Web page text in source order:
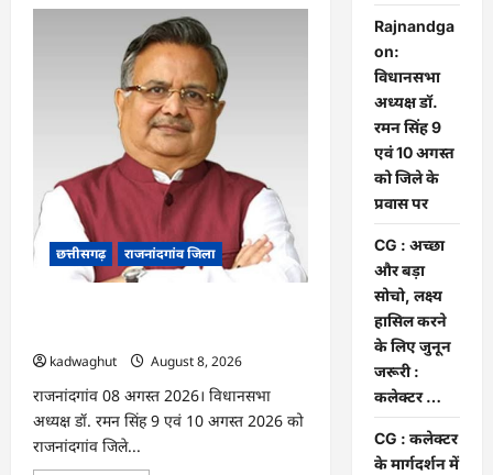
भगवान
शिव
पर
कथित
आपत्तिजनक
टिप्पणी
मामला:
छत्तीसगढ़
क्रिश्चियन
फोरम
के
अध्यक्ष
अरुण
पन्नालाल
की
जमानत
खारिज
छत्तीसगढ़ राजनांदगांव जिला
kadwaghut
August 8, 2026
राजनांदगांव 08 अगस्त 2026। विधानसभा
अध्यक्ष डॉ. रमन सिंह 9 एवं 10 अगस्त 2026 को
राजनांदगांव जिले...
Rajnandga
on:
विधानसभा
अध्यक्ष डॉ.
रमन सिंह 9
एवं 10 अगस्त
को जिले के
प्रवास पर
CG : अच्छा
और बड़ा
सोचो, लक्ष्य
हासिल करने
के लिए जुनून
जरूरी :
कलेक्टर …
CG : कलेक्टर
के मार्गदर्शन में